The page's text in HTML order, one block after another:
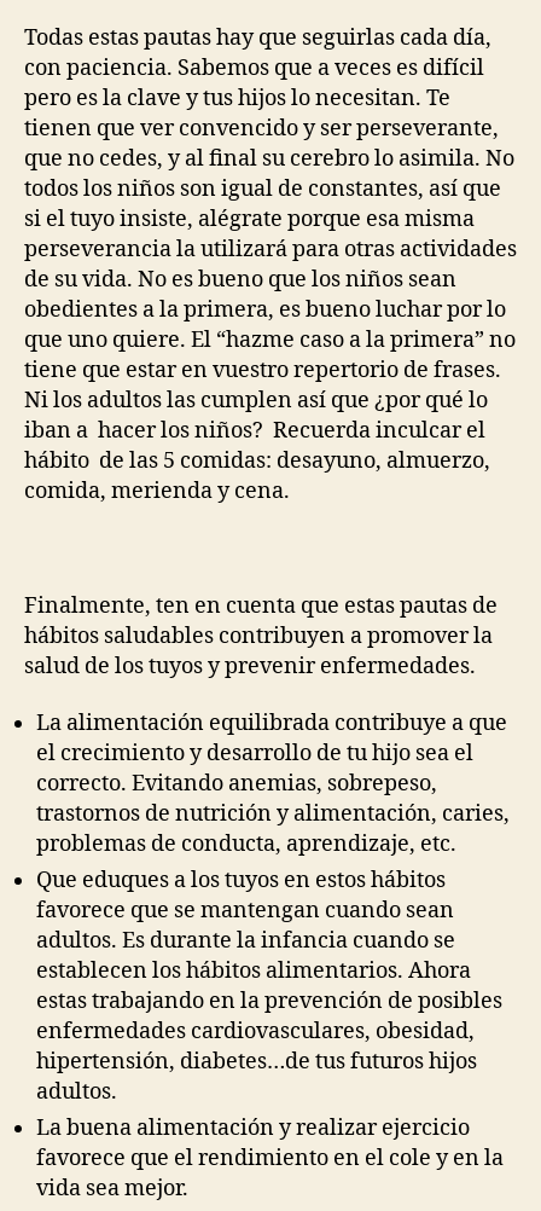
Todas estas pautas hay que seguirlas cada día,
con paciencia. Sabemos que a veces es difícil
pero es la clave y tus hijos lo necesitan. Te
tienen que ver convencido y ser perseverante,
que no cedes, y al final su cerebro lo asimila. No
todos los niños son igual de constantes, así que
si el tuyo insiste, alégrate porque esa misma
perseverancia la utilizará para otras actividades
de su vida. No es bueno que los niños sean
obedientes a la primera, es bueno luchar por lo
que uno quiere. El “hazme caso a la primera” no
tiene que estar en vuestro repertorio de frases.
Ni los adultos las cumplen así que ¿por qué lo
iban a hacer los niños? Recuerda inculcar el
hábito de las 5 comidas: desayuno, almuerzo,
comida, merienda y cena.
Finalmente, ten en cuenta que estas pautas de
hábitos saludables contribuyen a promover la
salud de los tuyos y prevenir enfermedades.
La alimentación equilibrada contribuye a que
el crecimiento y desarrollo de tu hijo sea el
correcto. Evitando anemias, sobrepeso,
trastornos de nutrición y alimentación, caries,
problemas de conducta, aprendizaje, etc.
Que eduques a los tuyos en estos hábitos
favorece que se mantengan cuando sean
adultos. Es durante la infancia cuando se
establecen los hábitos alimentarios. Ahora
estas trabajando en la prevención de posibles
enfermedades cardiovasculares, obesidad,
hipertensión, diabetes…de tus futuros hijos
adultos.
La buena alimentación y realizar ejercicio
favorece que el rendimiento en el cole y en la
vida sea mejor.